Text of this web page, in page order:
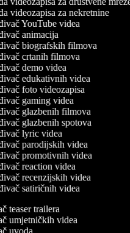
videozapisa za nekretnine
YouTube videa
animacija
biografskih filmova
crtanih filmova
demo videa
edukativnih videa
foto videozapisa
gaming videa
glazbenih filmova
glazbenih spotova
lyric videa
parodijskih videa
promotivnih videa
reaction videa
recenzijskih videa
satiričnih videa
teaser trailera
umjetničkih videa
uvoda